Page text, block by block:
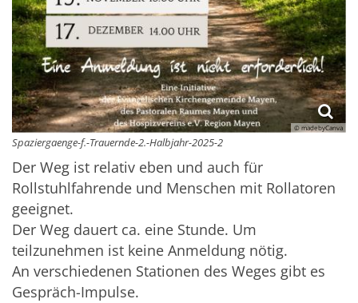
© madebyCanva
Spaziergaenge-f.-Trauernde-2.-Halbjahr-2025-2
Der Weg ist relativ eben und auch für
Rollstuhlfahrende und Menschen mit Rollatoren
geeignet.
Der Weg dauert ca. eine Stunde. Um
teilzunehmen ist keine Anmeldung nötig.
An verschiedenen Stationen des Weges gibt es
Gespräch-Impulse.